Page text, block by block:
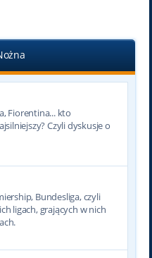
Fiorentina... kto
Czyli dyskusje o
Bundesliga, czyli
ligach, grających w nich